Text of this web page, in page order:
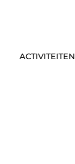
ACTIVITEITEN